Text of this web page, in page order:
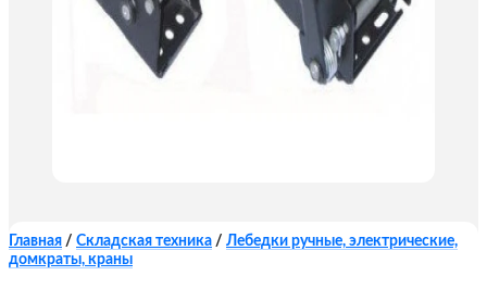
Главная / Складская техника / Лебедки ручные, электрические,
домкраты, краны